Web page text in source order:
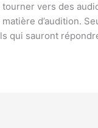
vers des
d’audition.
qui sauront